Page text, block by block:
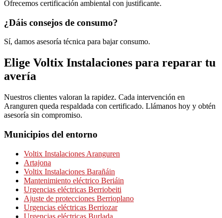
Ofrecemos certificación ambiental con justificante.
¿Dáis consejos de consumo?
Sí, damos asesoría técnica para bajar consumo.
Elige Voltix Instalaciones para reparar tu
avería
Nuestros clientes valoran la rapidez. Cada intervención en
Aranguren queda respaldada con certificado. Llámanos hoy y obtén
asesoría sin compromiso.
Municipios del entorno
Voltix Instalaciones Aranguren
Artajona
Voltix Instalaciones Barañáin
Mantenimiento eléctrico Beriáin
Urgencias eléctricas Berriobeiti
Ajuste de protecciones Berrioplano
Urgencias eléctricas Berriozar
Urgencias eléctricas Burlada